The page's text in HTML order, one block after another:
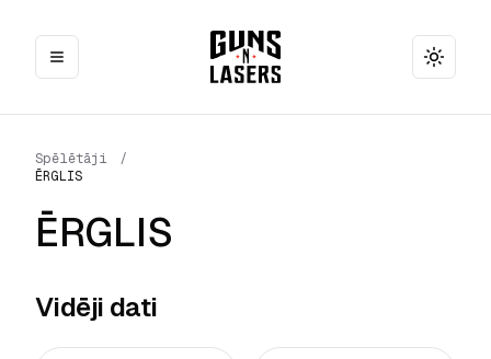
Toggle
Spēlētāji
/
ĒRGLIS
ĒRGLIS
Vidēji dati